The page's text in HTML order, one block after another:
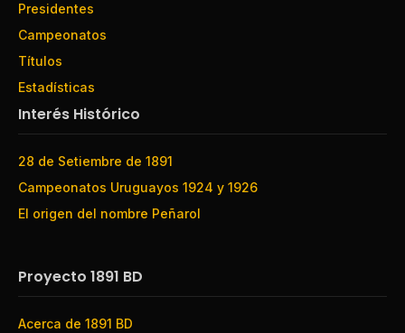
Presidentes
Campeonatos
Títulos
Estadísticas
Interés Histórico
28 de Setiembre de 1891
Campeonatos Uruguayos 1924 y 1926
El origen del nombre Peñarol
Proyecto 1891 BD
Acerca de 1891 BD